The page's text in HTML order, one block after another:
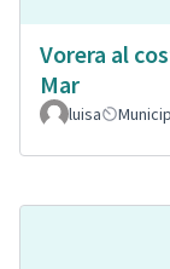
Vorera al
Mar
luisa